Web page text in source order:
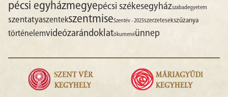
pécsi egyházmegyepécsi székesegyházszabadegyetem
szentatyaszentekszentmiseSzentév - 2025szerzetesekszűzanya
történelemvideózarándoklatökumenéünnep